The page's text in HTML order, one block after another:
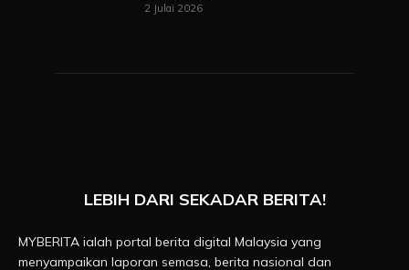
2 Julai 2026
LEBIH DARI SEKADAR BERITA!
MYBERITA ialah portal berita digital Malaysia yang
menyampaikan laporan semasa, berita nasional dan